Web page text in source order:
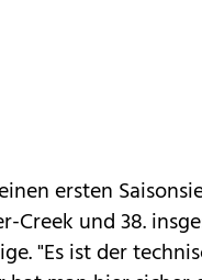
ersten
Creek und 38.
"Es ist der